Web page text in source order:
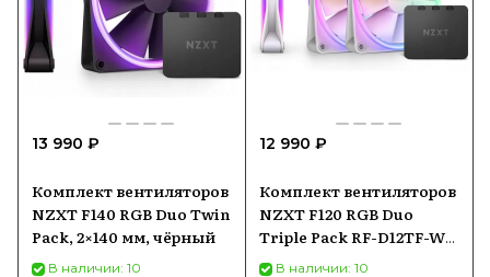
13 990 ₽
Комплект вентиляторов
NZXT F140 RGB Duo Twin
Pack, 2×140 мм, чёрный
В наличии: 10
12 990 ₽
Комплект вентиляторов
NZXT F120 RGB Duo
Triple Pack RF-D12TF-W1-
3 В наличии: 10